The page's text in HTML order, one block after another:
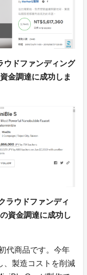
ウドファンディング
金調達に成功しま
ラウドファンディ
資金調達に成功し
代商品です。今年
、製造コストを削減